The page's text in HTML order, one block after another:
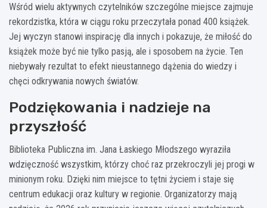
Wśród wielu aktywnych czytelników szczególne miejsce zajmuje
rekordzistka, która w ciągu roku przeczytała ponad 400 książek.
Jej wyczyn stanowi inspirację dla innych i pokazuje, że miłość do
książek może być nie tylko pasją, ale i sposobem na życie. Ten
niebywały rezultat to efekt nieustannego dążenia do wiedzy i
chęci odkrywania nowych światów.
Podziękowania i nadzieje na
przyszłość
Biblioteka Publiczna im. Jana Łaskiego Młodszego wyraziła
wdzięczność wszystkim, którzy choć raz przekroczyli jej progi w
minionym roku. Dzięki nim miejsce to tętni życiem i staje się
centrum edukacji oraz kultury w regionie. Organizatorzy mają